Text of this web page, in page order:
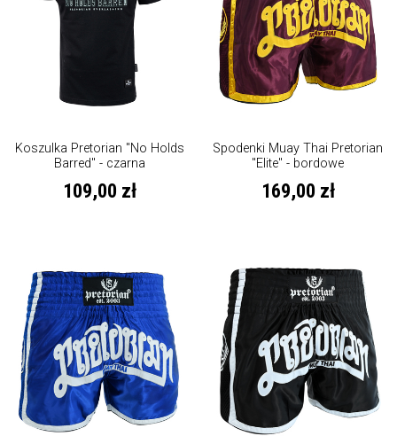
Koszulka Pretorian "No Holds
Barred" - czarna
109,00 zł
Spodenki Muay Thai Pretorian
"Elite" - bordowe
169,00 zł